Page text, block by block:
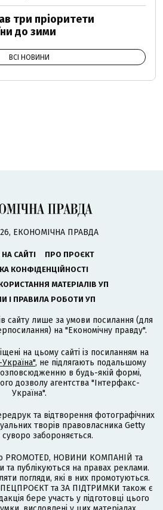
три пріоритети
до зими
ВСІ НОВИНИ
ЕКОНОМІЧНА ПРАВДА
САЙТІ
ПРО ПРОЄКТ
КОНФІДЕНЦІЙНОСТІ
МАТЕРІАЛІВ УП
І ПРАВИЛА РОБОТИ УП
сайту лише за умови посилання (для
на "Економічну правду".
на цьому сайті із посиланням на
, не підлягають подальшому
в будь-якій формі,
дозволу агентства "Інтерфакс-
Україна".
та відтворення фотографічних
творів правовласника Getty
забороняється.
PROMOTED, НОВИНИ КОМПАНІЙ та
публікуються на правах реклами.
погляди, які в них промотуються.
та ЗА ПІДТРИМКИ також є
бере участь у підготовці цього